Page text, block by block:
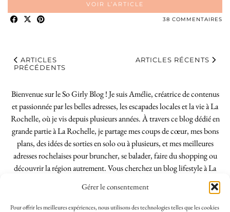
Gérer le consentement
Pour offrir les meilleures expériences, nous utilisons des technologies telles que les cookies
VOIR L’ARTICLE
38 COMMENTAIRES
ARTICLES
PRÉCÉDENTS
ARTICLES RÉCENTS
Bienvenue sur le So Girly Blog ! Je suis Amélie, créatrice de contenus
et passionnée par les belles adresses, les escapades locales et la vie à La
Rochelle, où je vis depuis plusieurs années. À travers ce blog dédié en
grande partie à La Rochelle, je partage mes coups de cœur, mes bons
plans, des idées de sorties en solo ou à plusieurs, et mes meilleures
adresses rochelaises pour bruncher, se balader, faire du shopping ou
découvrir la région autrement. Vous cherchez un blog lifestyle à La
Rochelle, tenu par une locale ? Vous êtes au bon endroit. Que vous
soyez Rochelais·e ou de passage dans notre belle ville, j’espère que mes
articles vous aideront à profiter de La Rochelle comme un·e vrai·e